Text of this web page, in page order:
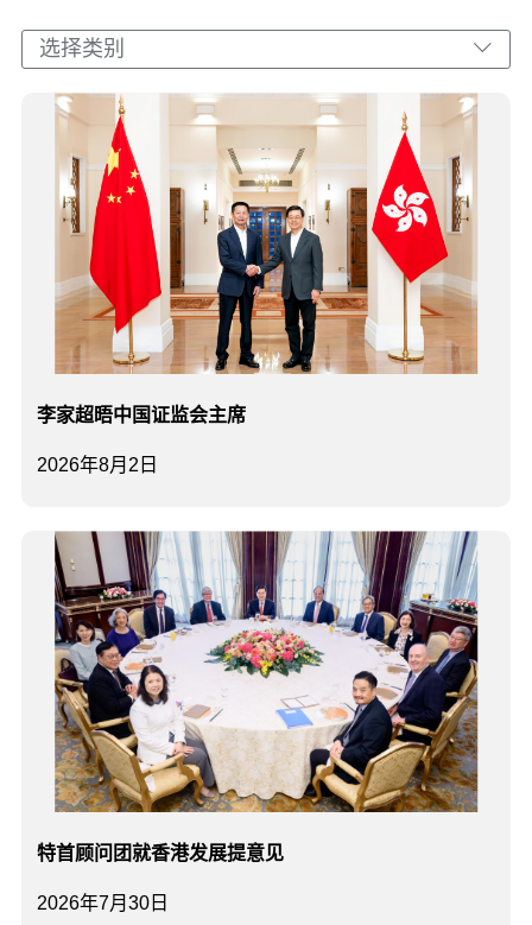
选择类别
2026年8月2日
李家超晤中国证监会主席
2026年7月30日
特首顾问团就香港发展提意见